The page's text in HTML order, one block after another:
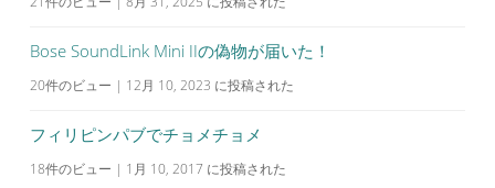
Bose SoundLink Mini IIの偽物が届いた！
20件のビュー | 12月 10, 2023 に投稿された
フィリピンパブでチョメチョメ
18件のビュー | 1月 10, 2017 に投稿された